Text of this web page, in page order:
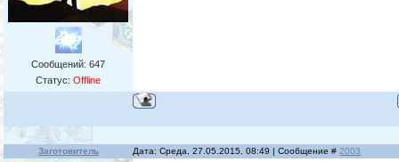
Сообщений:647
Статус:Offline
Заготовитель Дата: Среда, 27.05.2015, 08:49 | Сообщение #2003